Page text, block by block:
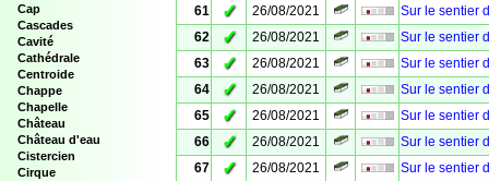
Cap
Cascades
Cavité
Cathédrale
Centroide
Chappe
Chapelle
Château
Château d'eau
Cistercien
Cirque
61
✓ 26/08/2021
Sur le sentier
62
✓ 26/08/2021
Sur le sentier
63
✓ 26/08/2021
Sur le sentier
64
✓ 26/08/2021
Sur le sentier
65
✓ 26/08/2021
Sur le sentier
66
✓ 26/08/2021
Sur le sentier
67
✓ 26/08/2021
Sur le sentier